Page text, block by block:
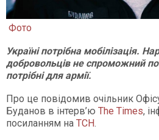
Фото
Україні потрібна мобілізація.
добровольців не спроможний
потрібні для армії.
Про це повідомив очільник
Буданов в інтерв’ю The Times,
посиланням на ТСН.